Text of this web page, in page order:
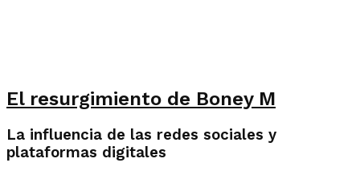
El resurgimiento de Boney M
La influencia de las redes sociales y
plataformas digitales